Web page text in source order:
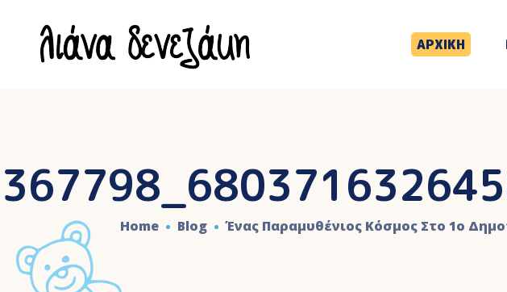
ΑΡΧΙΚΗ
Home Blog Ένας Παραμυθένιος Κόσμος Στο 1ο